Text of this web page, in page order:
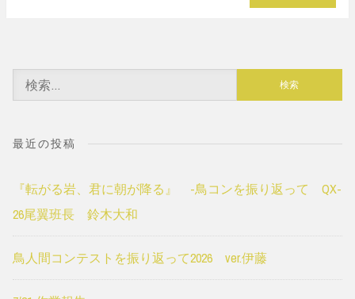
索:
最近の投稿
『転がる岩、君に朝が降る』 -鳥コンを振り返って QX-
26尾翼班長 鈴木大和
鳥人間コンテストを振り返って2026 ver.伊藤